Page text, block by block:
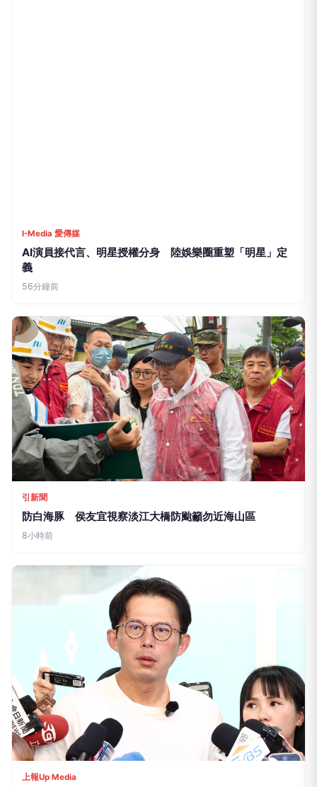
I-Media 愛傳媒
AI演員接代言、明星授權分身 陸娛樂圈重塑「明星」定
義
56分鐘前
引新聞
防白海豚 侯友宜視察淡江大橋防颱籲勿近海山區
8小時前
上報Up Media